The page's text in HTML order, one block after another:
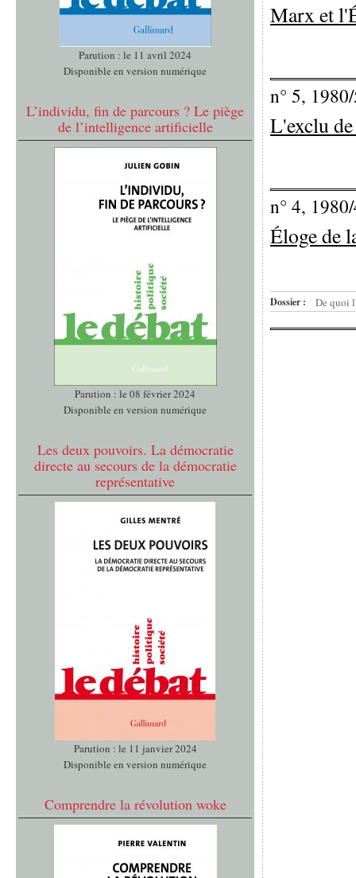
Parution : le 11 avril 2024
Disponible en version numérique
L’individu, fin de parcours ? Le piège
de l’intelligence artificielle
Parution : le 08 février 2024
Disponible en version numérique
Les deux pouvoirs. La démocratie
directe au secours de la démocratie
représentative
Parution : le 11 janvier 2024
Disponible en version numérique
Comprendre la révolution woke
Marx et
n° 5,
L'exclu
n° 4,
Éloge de
Dossier : De quoi